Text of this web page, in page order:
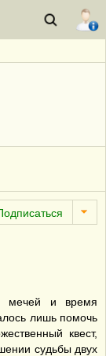
мечей и время
лишь помочь
квест,
судьбы двух